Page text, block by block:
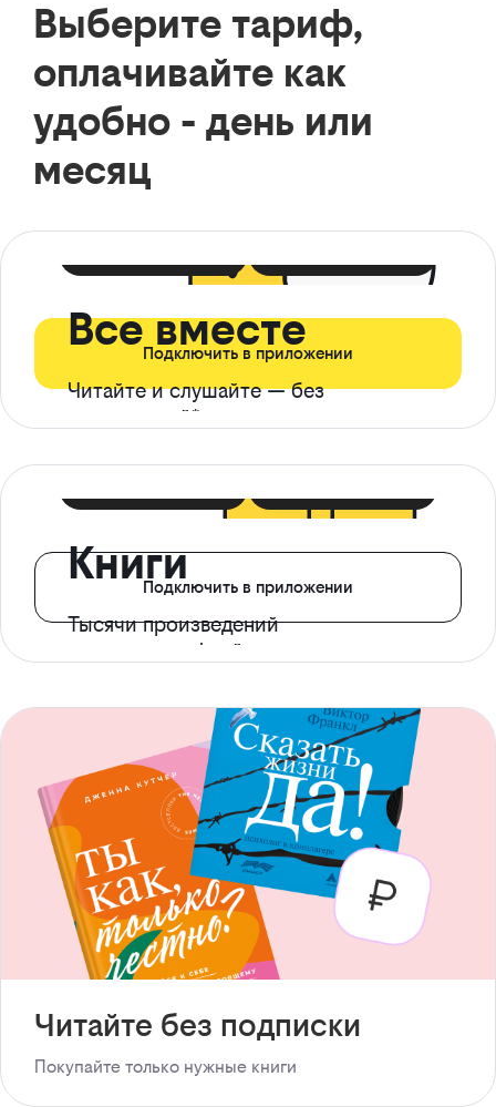
Выберите тариф,
оплачивайте как
удобно - день или
месяц
Все вместе
Читайте и слушайте — без
ограничений*
Подключить в приложении
Книги
Тысячи произведений
с доступом офлайн
Подключить в приложении
Читайте без подписки
Покупайте только нужные книги